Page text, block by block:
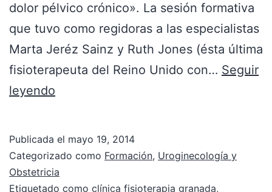
dolor pélvico crónico». La sesión formativa
que tuvo como regidoras a las especialistas
Marta Jeréz Sainz y Ruth Jones (ésta última
fisioterapeuta del Reino Unido con… Seguir
leyendo
Publicada el mayo 19, 2014
Categorizado como Formación, Uroginecología y
Obstetricia
Etiquetado como clínica fisioterapia granada,